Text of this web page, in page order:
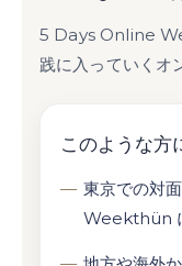
5 Days Online
践に入っていくオ
このような方
東京での対
Weekthün